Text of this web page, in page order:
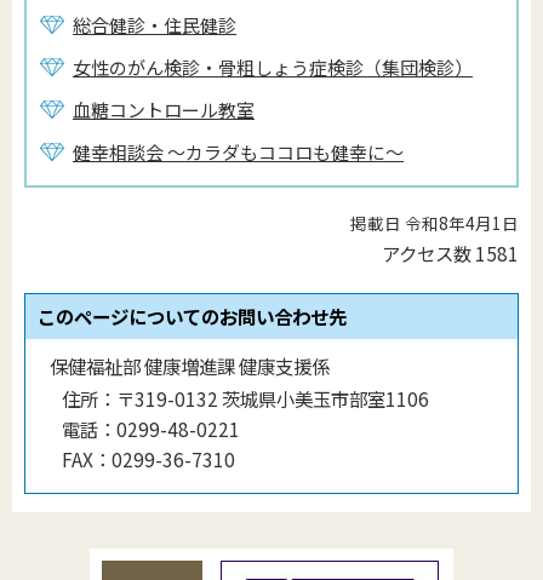
総合健診・住民健診
女性のがん検診・骨粗しょう症検診（集団検診）
血糖コントロール教室
健幸相談会 ～カラダもココロも健幸に～
掲載日 令和8年4月1日
アクセス数1581
このページについてのお問い合わせ先
保健福祉部 健康増進課 健康支援係
住所： 〒319-0132 茨城県小美玉市部室1106
電話： 0299-48-0221
FAX： 0299-36-7310